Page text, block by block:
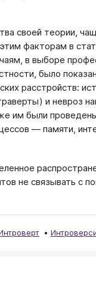
своей теории,
факторам в
в выборе
было
расстройств:
и невроз
им были
— памяти,
не связывать с